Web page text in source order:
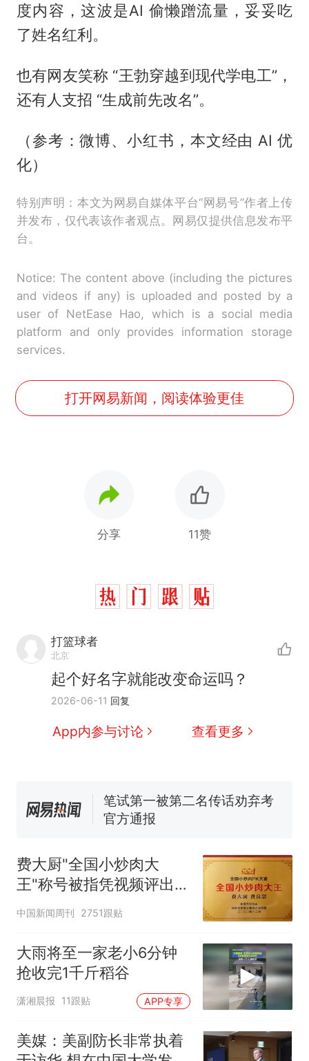
度内容，这波是AI 偷懒蹭流量，妥妥吃
了姓名红利。
也有网友笑称 “王勃穿越到现代学电工”，
还有人支招 “生成前先改名”。
（参考：微博、小红书，本文经由 AI 优
化）
特别声明：本文为网易自媒体平台“网易号”作者上传
并发布，仅代表该作者观点。网易仅提供信息发布平
台。
Notice: The content above (including the pictures
and videos if any) is uploaded and posted by a
user of NetEase Hao, which is a social media
platform and only provides information storage
services.
打开网易新闻，阅读体验更佳
分享 11赞
打篮球者
北京
起个好名字就能改变命运吗？
2026-06-11 回复
App内参与讨论 查看更多
交5060元才肯搬上楼！女子傻
眼了……
费大厨“全国小炒肉大王”称
协会回应
佛山一中学招聘物理教师，笔
空调24小时开着反而更省电？
电力部门回应
因老师一句“跟我回家”改写了
人生
费大厨"全国小炒肉大
王"称号被指凭视频评出
官方回应
中国新闻周刊 2751跟贴
大雨将至一家老小6分钟
抢收完1千斤稻谷
潇湘晨报 11跟贴 APP专享
美媒：美副防长非常执着